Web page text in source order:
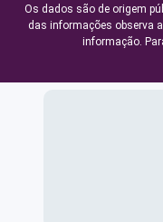
Os dados são de origem
das informações observa
informação.